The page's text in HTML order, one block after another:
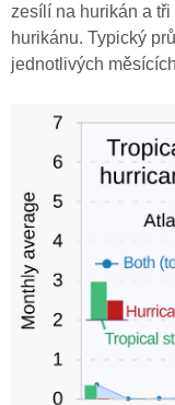
zesílí na hurikán a
hurikánu. Typický
jednotlivých